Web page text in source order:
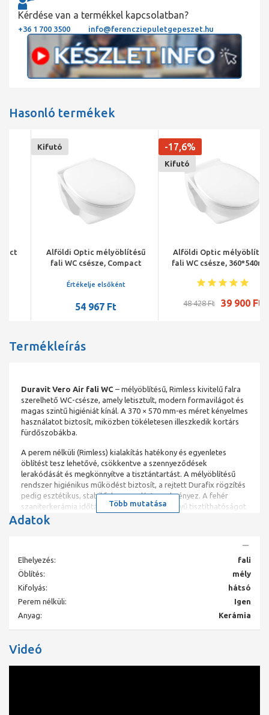
Kérdése van a termékkel kapcsolatban?
+36 1 700 3500 info@ferencziepuletgepeszet.hu
Hasonló termékek
Alföldi Optic mélyöblítésű
fali WC csésze, Compact
öblítés
Értékelje elsőként
54 967 Ft
Alföldi Optic mélyöblítésű
fali WC csésze, 360*540mm,
-17,6%
48 428 Ft 39 900 Ft
Termékleírás
Duravit Vero Air fali WC – mélyöblítésű, Rimless kivitelű falra
szerelhető WC-csésze, amely letisztult, modern formavilágot és
magas szintű higiéniát kínál. A 370 × 570 mm-es méret kényelmes
használatot biztosít, miközben tökéletesen illeszkedik kortárs
fürdőszobákba.
A perem nélküli (Rimless) kialakítás hatékony és egyenletes
öblítést tesz lehetővé, csökkentve a szennyeződések
lerakódását és megkönnyítve a tisztántartást. A mélyöblítésű
rendszer higiénikus működést biztosít, a rejtett Durafix rögzítés
pedig esztétikus, stabil falra szerelést eredményez. A fehér
szaniterkerámia időtálló megjelenést és könnyű tisztíthatóságot
nyújt.
Rimless (perem nélküli) kialakítás
– jobb higiénia és
– hatékony, megbízható öblítés.
Falra szerelhető WC
– modern megjelenés és könnyű
padlótisztítás.
– stabil, esztétikus felfogatás.
Több mutatása
Adatok
Elhelyezés:
fali
Öblítés:
mély
Kifolyás:
hátsó
Perem nélküli:
Igen
Anyag:
Kerámia
Videó